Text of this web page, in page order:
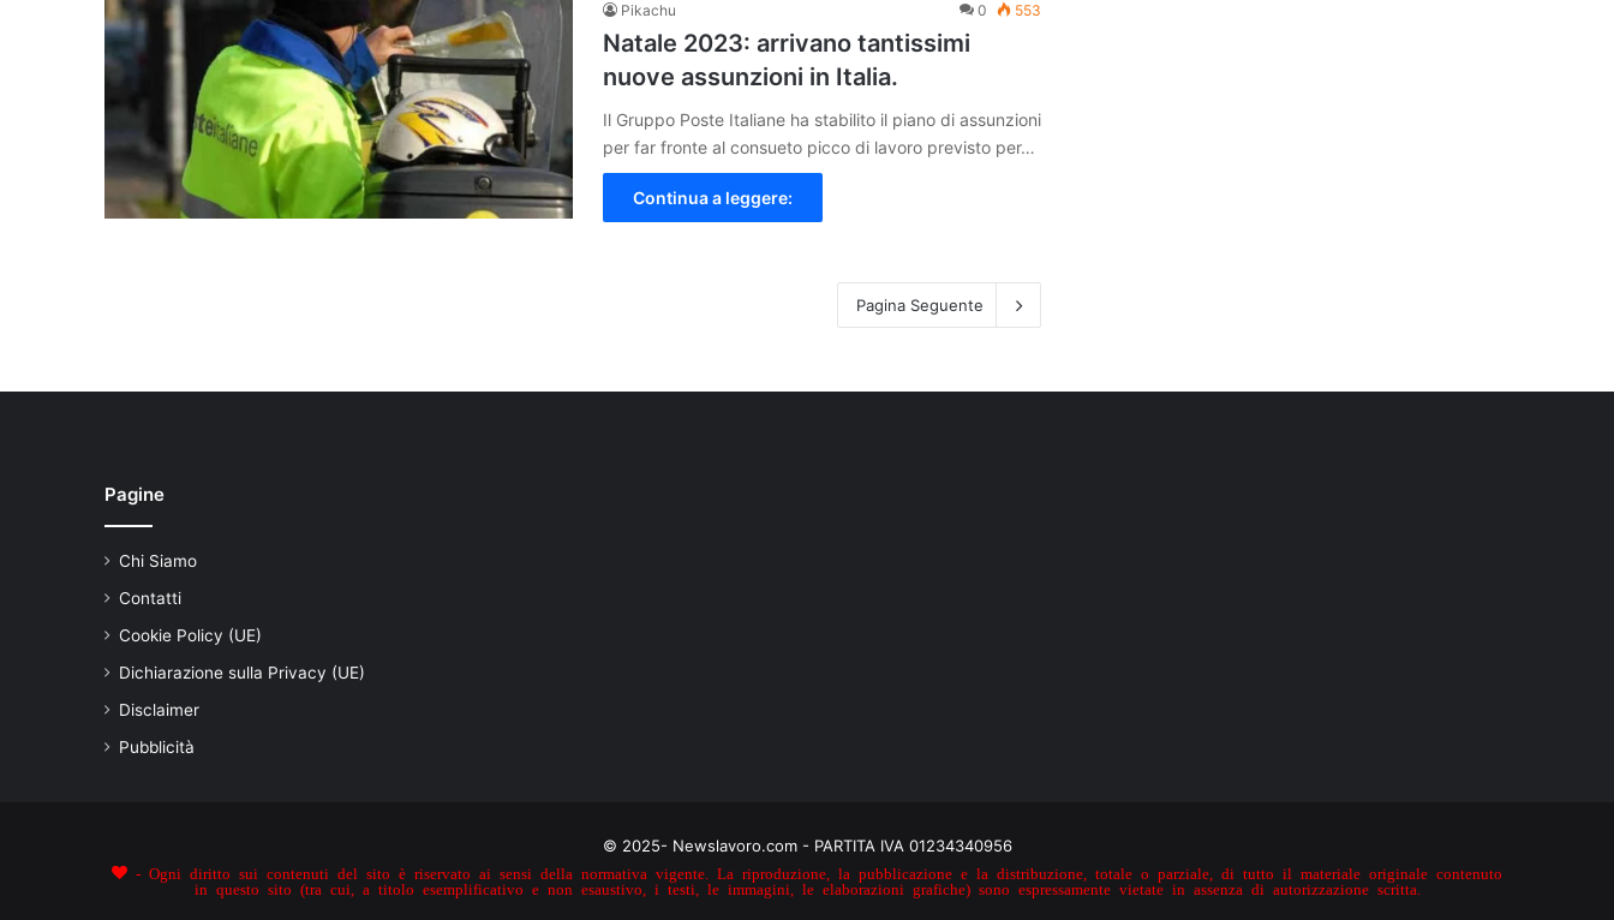
Pikachu 0 553
Natale 2023: arrivano tantissimi
nuove assunzioni in Italia.
Il Gruppo Poste Italiane ha stabilito il piano di assunzioni
per far fronte al consueto picco di lavoro previsto per…
Continua a leggere:
Pagina Seguente
Pagine
Chi Siamo
Contatti
Cookie Policy (UE)
Dichiarazione sulla Privacy (UE)
Disclaimer
Pubblicità
© 2025- Newslavoro.com - PARTITA IVA 01234340956
- Ogni diritto sui contenuti del sito è riservato ai sensi della normativa vigente. La riproduzione, la pubblicazione e la distribuzione, totale o parziale, di tutto il materiale originale contenuto
in questo sito (tra cui, a titolo esemplificativo e non esaustivo, i testi, le immagini, le elaborazioni grafiche) sono espressamente vietate in assenza di autorizzazione scritta.